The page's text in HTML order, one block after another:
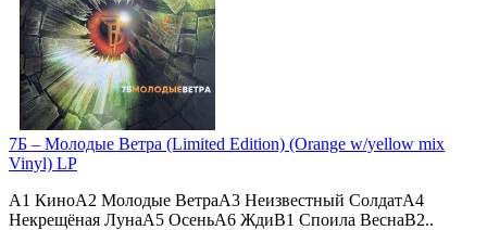
7Б – Молодые Ветра (Limited Edition) (Orange w/yellow mix
Vinyl) LP
A1 КиноA2 Молодые ВетраA3 Неизвестный СолдатA4
Некрещёная ЛунаA5 ОсеньA6 ЖдиB1 Споила ВеснаB2..